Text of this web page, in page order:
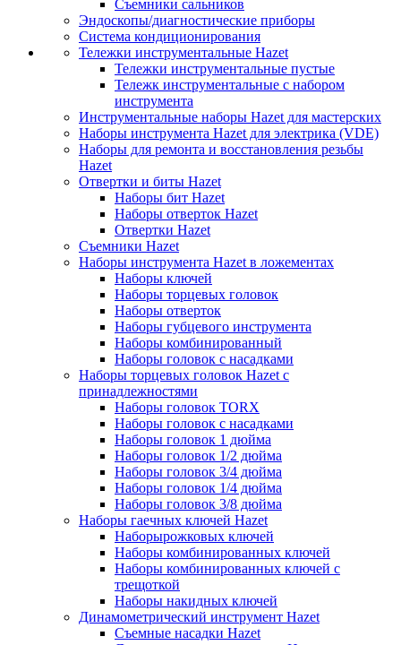
Съемники сальников
Эндоскопы/диагностические приборы
Система кондиционирования
Тележки инструментальные Hazet
Тележки инструментальные пустые
Тележк инструментальные с набором
инструмента
Инструментальные наборы Hazet для мастерских
Наборы инструмента Hazet для электрика (VDE)
Наборы для ремонта и восстановления резьбы
Hazet
Отвертки и биты Hazet
Наборы бит Hazet
Наборы отверток Hazet
Отвертки Hazet
Съемники Hazet
Наборы инструмента Hazet в ложементах
Наборы ключей
Наборы торцевых головок
Наборы отверток
Наборы губцевого инструмента
Наборы комбинированный
Наборы головок с насадками
Наборы торцевых головок Hazet с
принадлежностями
Наборы головок TORX
Наборы головок с насадками
Наборы головок 1 дюйма
Наборы головок 1/2 дюйма
Наборы головок 3/4 дюйма
Наборы головок 1/4 дюйма
Наборы головок 3/8 дюйма
Наборы гаечных ключей Hazet
Наборырожковых ключей
Наборы комбинированных ключей
Наборы комбинированных ключей с
трещоткой
Наборы накидных ключей
Динамометрический инструмент Hazet
Съемные насадки Hazet